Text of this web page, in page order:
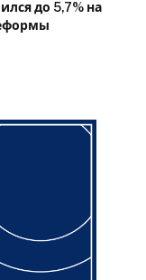
до 5,7% на